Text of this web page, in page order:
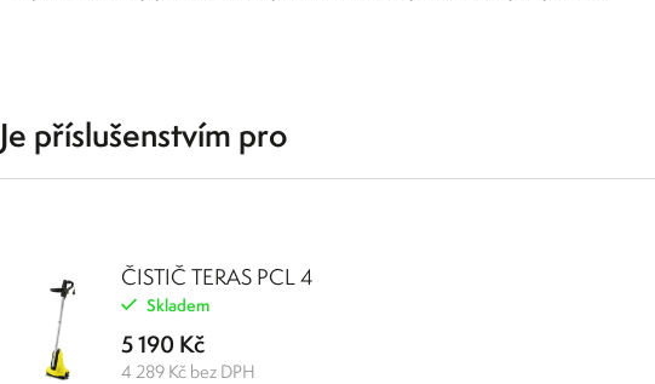
Je příslušenstvím pro
ČISTIČ TERAS PCL 4
Skladem
5 190 Kč
4 289 Kč bez DPH